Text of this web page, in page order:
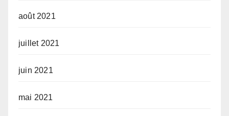
août 2021
juillet 2021
juin 2021
mai 2021